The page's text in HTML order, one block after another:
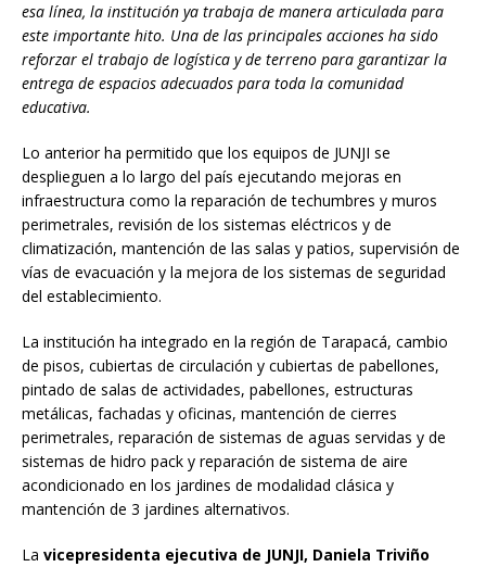
esa línea, la institución ya trabaja de manera articulada para
este importante hito. Una de las principales acciones ha sido
reforzar el trabajo de logística y de terreno para garantizar la
entrega de espacios adecuados para toda la comunidad
educativa.
Lo anterior ha permitido que los equipos de JUNJI se
desplieguen a lo largo del país ejecutando mejoras en
infraestructura como la reparación de techumbres y muros
perimetrales, revisión de los sistemas eléctricos y de
climatización, mantención de las salas y patios, supervisión de
vías de evacuación y la mejora de los sistemas de seguridad
del establecimiento.
La institución ha integrado en la región de Tarapacá, cambio
de pisos, cubiertas de circulación y cubiertas de pabellones,
pintado de salas de actividades, pabellones, estructuras
metálicas, fachadas y oficinas, mantención de cierres
perimetrales, reparación de sistemas de aguas servidas y de
sistemas de hidro pack y reparación de sistema de aire
acondicionado en los jardines de modalidad clásica y
mantención de 3 jardines alternativos.
La vicepresidenta ejecutiva de JUNJI, Daniela Triviño